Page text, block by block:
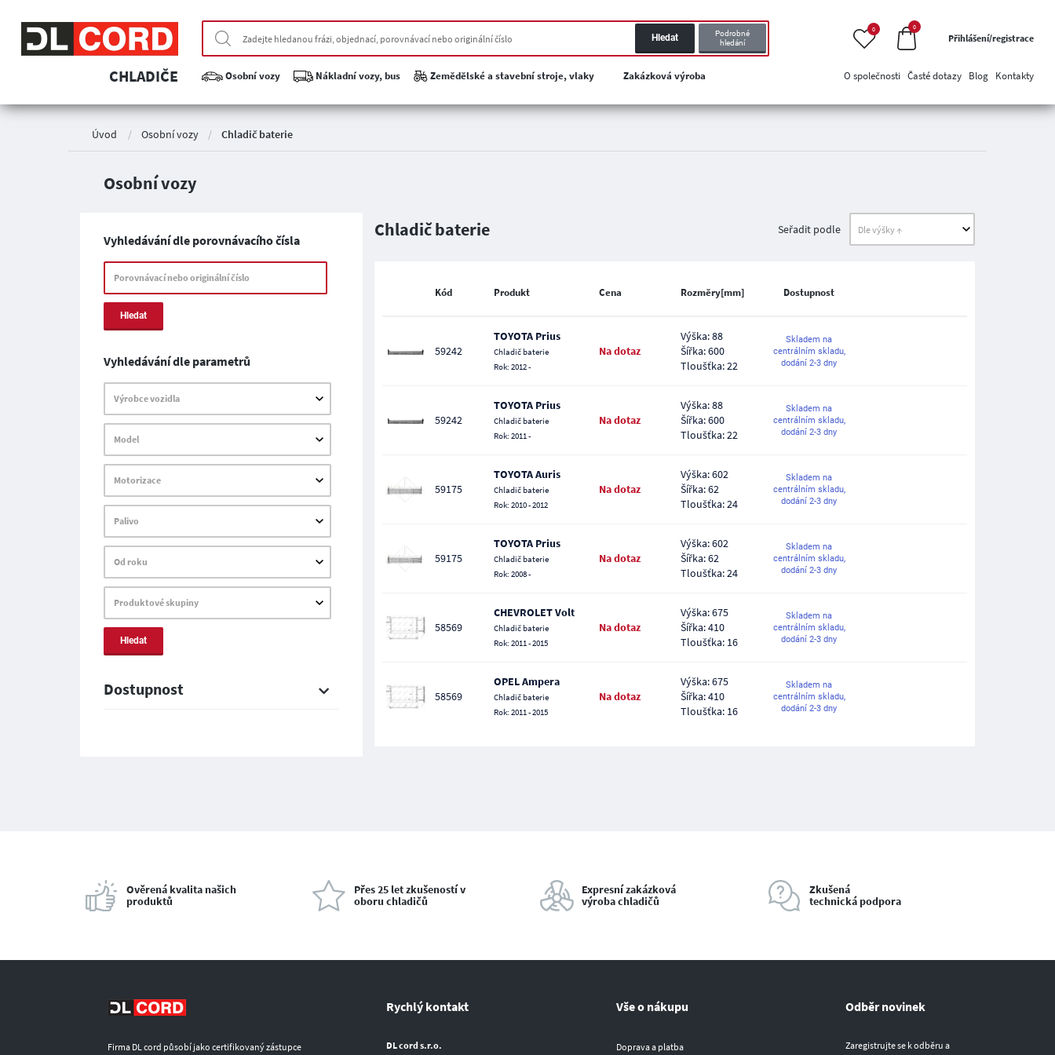
Hledat
Podrobné
hledání
0 0
Přihlášení/registrace
CHLADIČE Osobní vozy Nákladní vozy, bus Zemědělské a stavební stroje, vlaky Zakázková výroba O společnosti Časté dotazy Blog Kontakty
Úvod / Osobní vozy / Chladič baterie
Osobní vozy
Vyhledávání dle porovnávacího čísla
Porovnávací nebo originální číslo
Hledat
Vyhledávání dle parametrů
Výrobce vozidla
Model
Motorizace
Palivo
Od roku
Produktové skupiny
Hledat
Dostupnost
Chladič baterie Seřadit podle
Kód Produkt Cena Rozměry[mm] Dostupnost
59242
TOYOTA Prius
Chladič baterie
Rok: 2012 -
Na dotaz
Výška: 88
Šířka: 600
Tloušťka: 22
Skladem na
centrálním skladu,
dodání 2-3 dny
59242
TOYOTA Prius
Chladič baterie
Rok: 2011 -
Na dotaz
Výška: 88
Šířka: 600
Tloušťka: 22
Skladem na
centrálním skladu,
dodání 2-3 dny
59175
TOYOTA Auris
Chladič baterie
Rok: 2010 - 2012
Na dotaz
Výška: 602
Šířka: 62
Tloušťka: 24
Skladem na
centrálním skladu,
dodání 2-3 dny
59175
TOYOTA Prius
Chladič baterie
Rok: 2008 -
Na dotaz
Výška: 602
Šířka: 62
Tloušťka: 24
Skladem na
centrálním skladu,
dodání 2-3 dny
58569
CHEVROLET Volt
Chladič baterie
Rok: 2011 - 2015
Na dotaz
Výška: 675
Šířka: 410
Tloušťka: 16
Skladem na
centrálním skladu,
dodání 2-3 dny
58569
OPEL Ampera
Chladič baterie
Rok: 2011 - 2015
Na dotaz
Výška: 675
Šířka: 410
Tloušťka: 16
Skladem na
centrálním skladu,
dodání 2-3 dny
Ověrená kvalita našich
produktů
Přes 25 let zkušeností v
oboru chladičů
Expresní zakázková
výroba chladičů
Zkušená
technická podpora
Firma DL cord působí jako certifikovaný zástupce
Rychlý kontakt
DL cord s.r.o.
Vše o nákupu
Doprava a platba
Odběr novinek
Zaregistrujte se k odběru a